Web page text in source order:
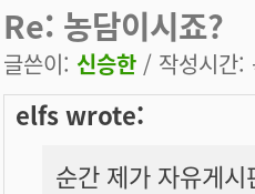
Re: 농담이시죠?
글쓴이: 신승한 / 작성시간
elfs wrote:
순간 제가 자유게